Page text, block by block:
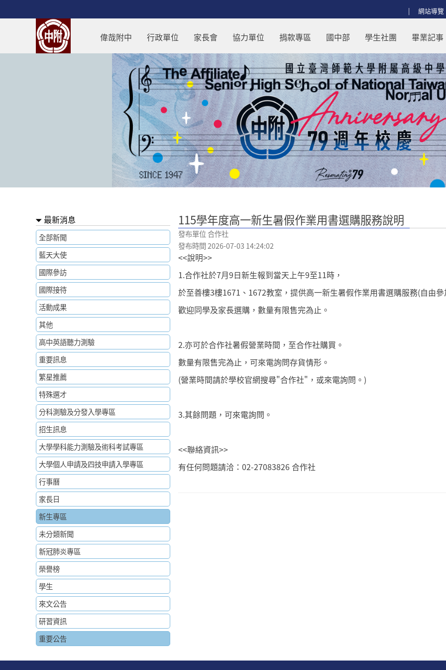
網站導覽
115學年度高一新生暑假作業用書選購服務說明 - 回師大附中首頁
偉哉附中 行政單位 家長會 協力單位 捐款專區 國中部 學生社團 畢業記事
:::
最新消息
全部新聞
藍天大使
國際參訪
國際接待
活動成果
其他
高中英語聽力測驗
重要訊息
繁星推薦
特殊選才
分科測驗及分發入學專區
招生訊息
大學學科能力測驗及術科考試專區
大學個人申請及四技申請入學專區
行事曆
家長日
新生專區
未分類新聞
新冠肺炎專區
榮譽榜
學生
來文公告
研習資訊
重要公告
115學年度高一新生暑假作業用書選購服務說明
發布單位 合作社
發布時間 2026-07-03 14:24:02
<<說明>>
1.合作社於7月9日新生報到當天上午9至11時，
於至善樓3樓1671、1672教室，提供高一新生暑假作業用書選購服務(自由
歡迎同學及家長選購，數量有限售完為止。
2.亦可於合作社暑假營業時間，至合作社購買。
數量有限售完為止，可來電詢問存貨情形。
(營業時間請於學校官網搜尋"合作社"，或來電詢問。)
3.其餘問題，可來電詢問。
<<聯絡資訊>>
有任何問題請洽：02-27083826 合作社